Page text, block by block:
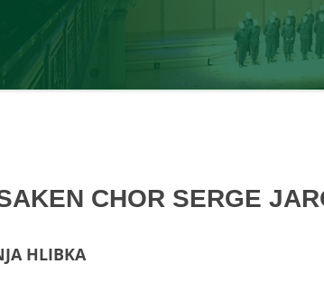
CHOR SERGE
HLIBKA